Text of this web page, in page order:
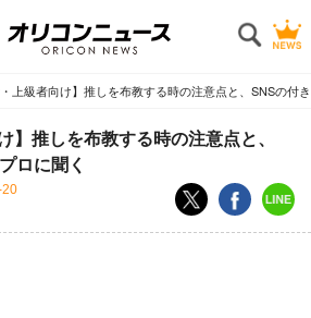
・上級者向け】推しを布教する時の注意点と、SNSの付
】推しを布教する時の注意点と、
ロに聞く